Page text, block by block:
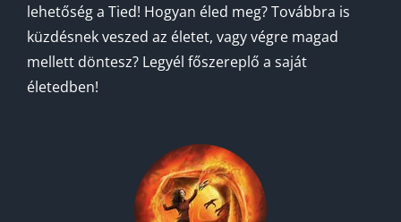
lehetőség a Tied! Hogyan éled meg? Továbbra is
küzdésnek veszed az életet, vagy végre magad
mellett döntesz? Legyél főszereplő a saját
életedben!